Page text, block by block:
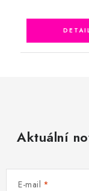
Aktuální
E-mail